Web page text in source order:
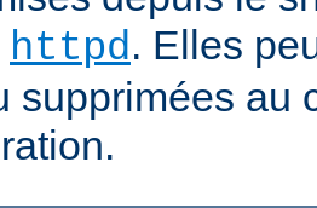
httpd. Elles
supprimées au